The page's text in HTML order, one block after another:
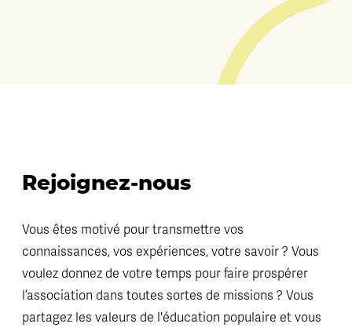
Rejoignez-nous
Vous êtes motivé pour transmettre vos
connaissances, vos expériences, votre savoir ? Vous
voulez donnez de votre temps pour faire prospérer
l’association dans toutes sortes de missions ? Vous
partagez les valeurs de l'éducation populaire et vous